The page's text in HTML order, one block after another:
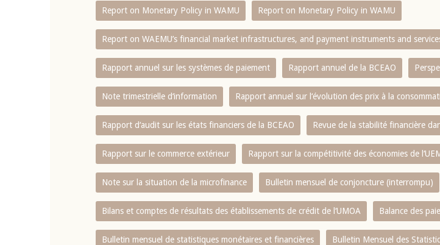
Report on Monetary Policy in WAMU Report on Monetary Policy in WAMU
Report on WAEMU’s financial market infrastructures, and payment instruments and
Rapport annuel sur les systèmes de paiement Rapport annuel de la BCEAO
Note trimestrielle d‘information Rapport annuel sur l‘évolution des prix à la
Rapport d‘audit sur les états financiers de la BCEAO Revue de la stabilité financière
Rapport sur le commerce extérieur Rapport sur la compétitivité des économies de
Note sur la situation de la microfinance Bulletin mensuel de conjoncture (interrompu)
Bilans et comptes de résultats des établissements de crédit de l‘UMOA Balance des
Bulletin mensuel de statistiques monétaires et financières Bulletin Mensuel des